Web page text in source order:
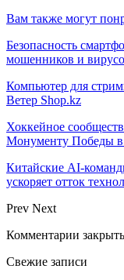
Вам также могут
Безопасность
мошенников и
Компьютер для
Ветер Shop.kz
Хоккейное
Монументу Победы
Китайские AI-
ускоряет отток
Prev Next
Комментарии
Свежие записи